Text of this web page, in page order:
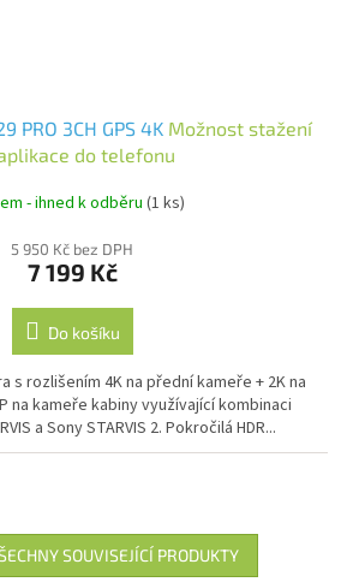
PRO 3CH GPS 4K Možnost stažení
do telefonu
- ihned k odběru (1 ks)
5 950 Kč bez DPH
7 199 Kč
Do košíku
s rozlišením 4K na přední kameře + 2K na
na kameře kabiny využívající kombinaci
a Sony STARVIS 2. Pokročilá HDR...
SOUVISEJÍCÍ PRODUKTY